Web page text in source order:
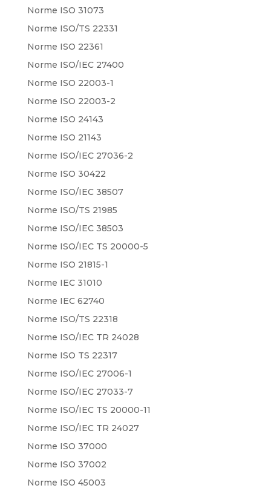
Norme ISO 31073
Norme ISO/TS 22331
Norme ISO 22361
Norme ISO/IEC 27400
Norme ISO 22003-1
Norme ISO 22003-2
Norme ISO 24143
Norme ISO 21143
Norme ISO/IEC 27036-2
Norme ISO 30422
Norme ISO/IEC 38507
Norme ISO/TS 21985
Norme ISO/IEC 38503
Norme ISO/IEC TS 20000-5
Norme ISO 21815-1
Norme IEC 31010
Norme IEC 62740
Norme ISO/TS 22318
Norme ISO/IEC TR 24028
Norme ISO TS 22317
Norme ISO/IEC 27006-1
Norme ISO/IEC 27033-7
Norme ISO/IEC TS 20000-11
Norme ISO/IEC TR 24027
Norme ISO 37000
Norme ISO 37002
Norme ISO 45003